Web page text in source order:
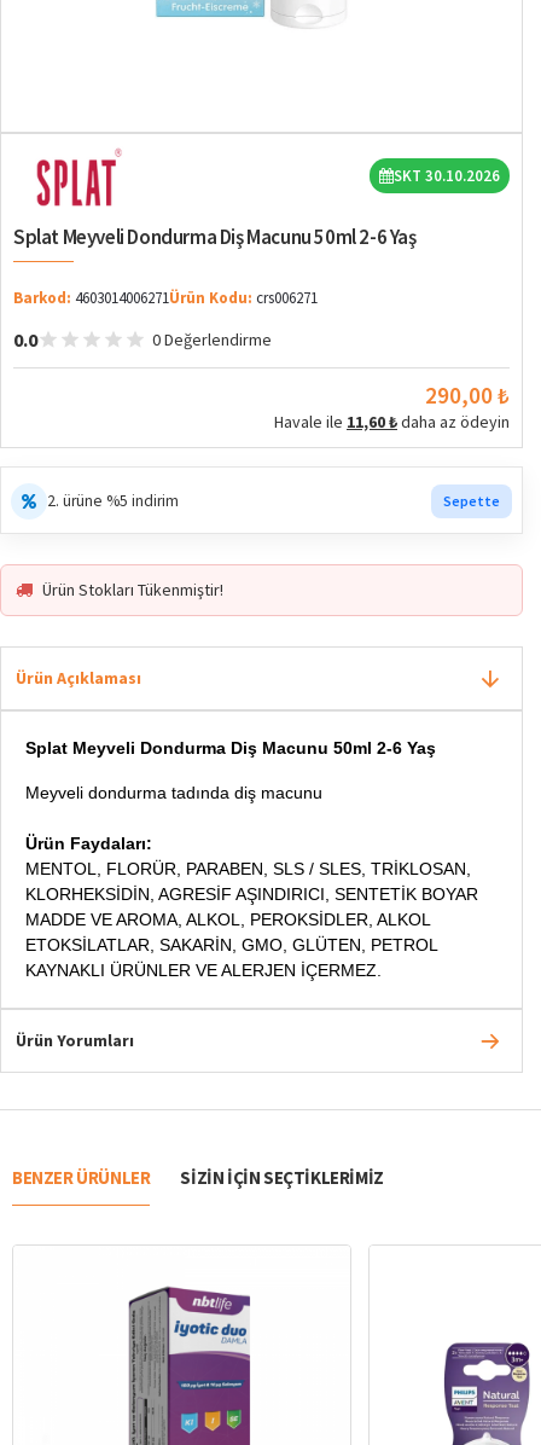
SKT 30.10.2026
Splat Meyveli Dondurma Diş Macunu 50ml 2-6 Yaş
Barkod: 4603014006271Ürün Kodu: crs006271
0.0 0 Değerlendirme
290,00 ₺
Havale ile 11,60 ₺daha az ödeyin
2. ürüne %5 indirim Sepette
En Çok Ziyaret Edilen 2. Ürün Trend
Ürün Stokları Tükenmiştir!
Ürün Açıklaması
Splat Meyveli Dondurma Diş Macunu 50ml 2-6 Yaş
Meyveli dondurma tadında diş macunu
Ürün Faydaları:
MENTOL, FLORÜR, PARABEN, SLS / SLES, TRİKLOSAN,
KLORHEKSİDİN, AGRESİF AŞINDIRICI, SENTETİK BOYAR
MADDE VE AROMA, ALKOL, PEROKSİDLER, ALKOL
ETOKSİLATLAR, SAKARİN, GMO, GLÜTEN, PETROL
KAYNAKLI ÜRÜNLER VE ALERJEN İÇERMEZ.
Ürün Yorumları
BENZER ÜRÜNLER SIZIN IÇIN SEÇTIKLERIMIZ